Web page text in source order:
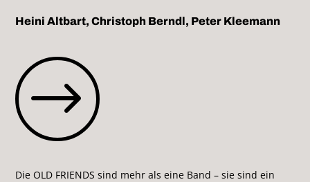
Heini Altbart, Christoph Berndl, Peter Kleemann
$
Die OLD FRIENDS sind mehr als eine Band – sie sind ein